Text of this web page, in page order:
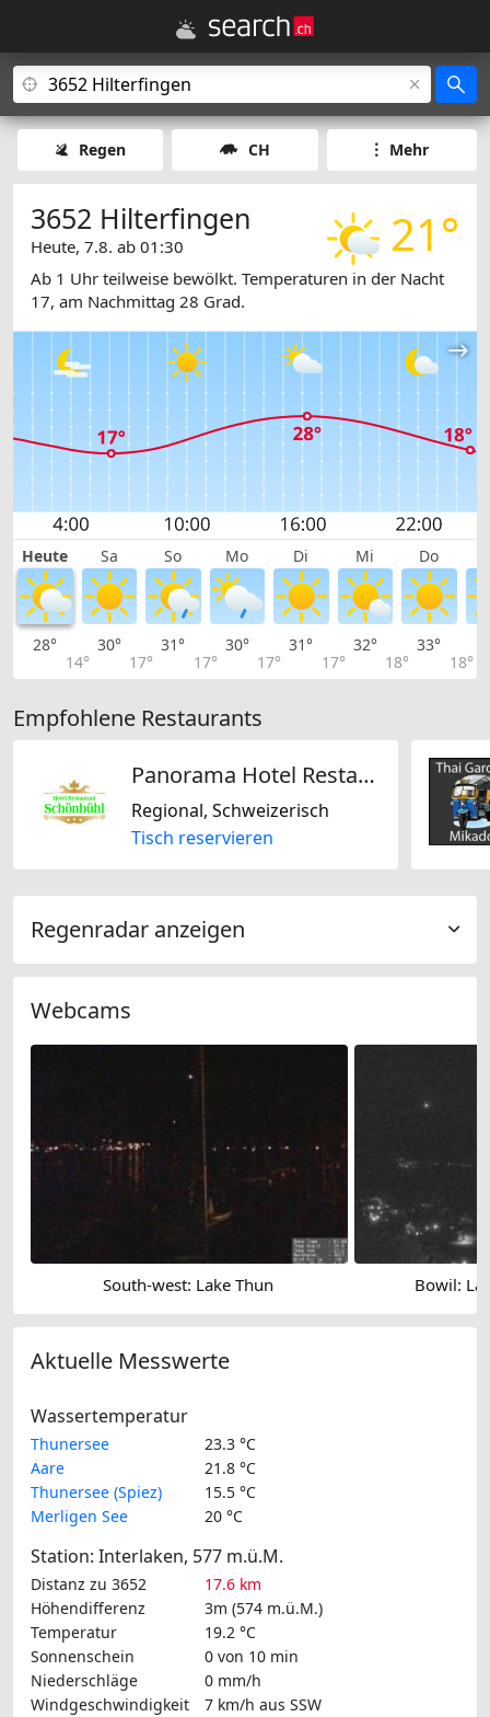
Regen CH Mehr
21°
3652 Hilterfingen
Heute, 7.8. ab 01:30
Ab 1 Uhr teilweise bewölkt. Temperaturen in der Nacht
17, am Nachmittag 28 Grad.
Heute Sa So Mo Di Mi Do
28°
14°
30°
17°
31°
17°
30°
17°
31°
17°
32°
18°
33°
18°
Empfohlene Restaurants
Panorama Hotel Restaurant Schönbühl
Regional, Schweizerisch
Tisch reservieren
Regenradar anzeigen
Webcams
South-west: Lake Thun Bowil:
Aktuelle Messwerte
Wassertemperatur
Thunersee
23.3 °C
Aare
21.8 °C
Thunersee (Spiez)
15.5 °C
Merligen See
20 °C
Station: Interlaken, 577 m.ü.M.
Distanz zu 3652
17.6 km
Höhendifferenz
3m (574 m.ü.M.)
Temperatur
19.2 °C
Sonnenschein
0 von 10 min
Niederschläge
0 mm/h
Windgeschwindigkeit
7 km/h aus SSW